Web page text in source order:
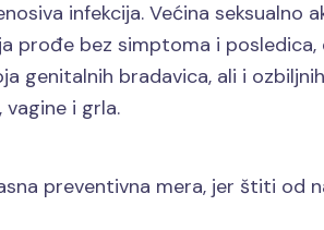
infekcija. Većina seksualno
prođe bez simptoma i
genitalnih bradavica, ali i
vagine i grla.
preventivna mera, jer štiti od